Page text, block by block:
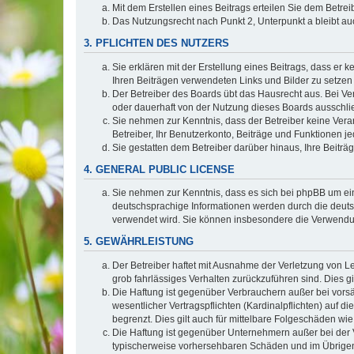
Mit dem Erstellen eines Beitrags erteilen Sie dem
Das Nutzungsrecht nach Punkt 2, Unterpunkt a bleibt
3. PFLICHTEN DES NUTZERS
Sie erklären mit der Erstellung eines Beitrags, dass er
Ihren Beiträgen verwendeten Links und Bilder zu
Der Betreiber des Boards übt das Hausrecht aus. Bei
oder dauerhaft von der Nutzung dieses Boards
Sie nehmen zur Kenntnis, dass der Betreiber keine
Betreiber, Ihr Benutzerkonto, Beiträge und Funktionen
Sie gestatten dem Betreiber darüber hinaus, Ihre
4. GENERAL PUBLIC LICENSE
Sie nehmen zur Kenntnis, dass es sich bei phpBB um
deutschsprachige Informationen werden durch die
verwendet wird. Sie können insbesondere die
5. GEWÄHRLEISTUNG
Der Betreiber haftet mit Ausnahme der Verletzung von
grob fahrlässiges Verhalten zurückzuführen sind. Dies
Die Haftung ist gegenüber Verbrauchern außer bei
wesentlicher Vertragspflichten (Kardinalpflichten) auf
begrenzt. Dies gilt auch für mittelbare Folgeschäden
Die Haftung ist gegenüber Unternehmern außer bei
typischerweise vorhersehbaren Schäden und im